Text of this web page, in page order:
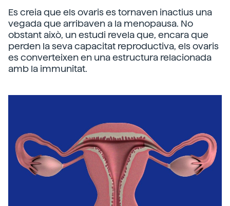
Es creia que els ovaris es tornaven inactius una
vegada que arribaven a la menopausa. No
obstant això, un estudi revela que, encara que
perden la seva capacitat reproductiva, els ovaris
es converteixen en una estructura relacionada
amb la immunitat.